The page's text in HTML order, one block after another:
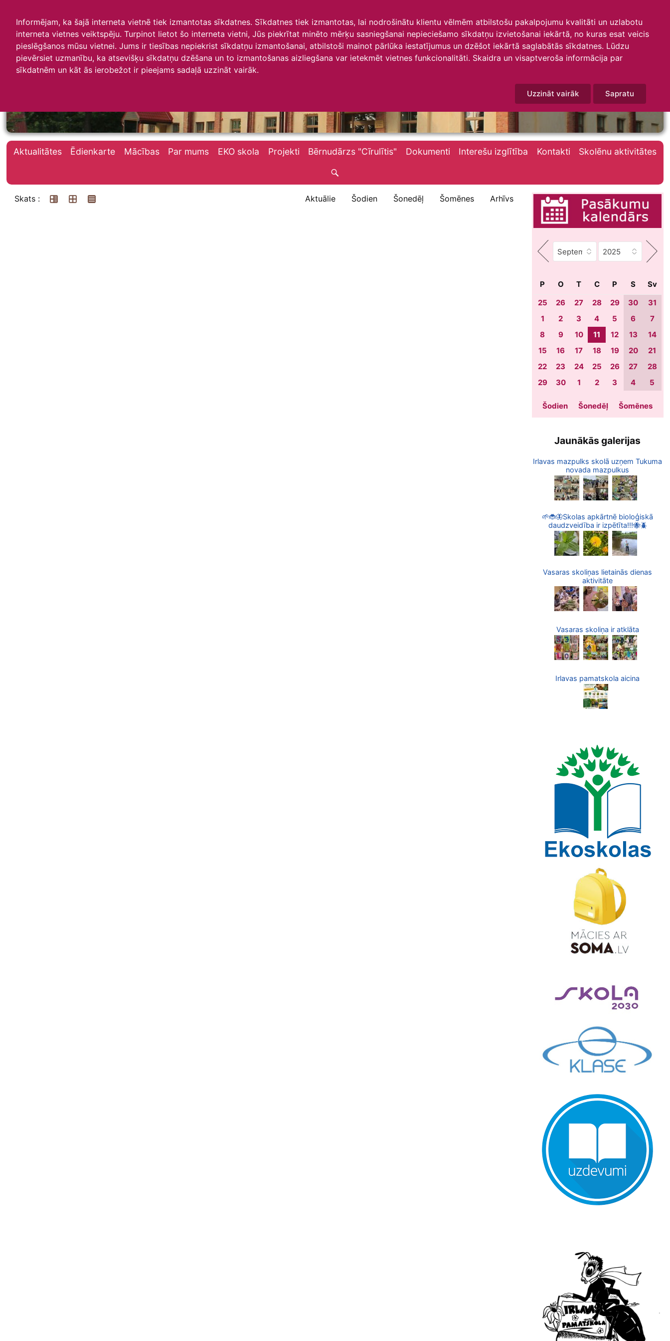
Informējam, ka šajā interneta vietnē tiek izmantotas sīkdatnes. Sīkdatnes tiek izmantotas, lai nodrošinātu klientu vēlmēm atbilstošu pakalpojumu kvalitāti un uzlabotu
interneta vietnes veiktspēju. Turpinot lietot šo interneta vietni, Jūs piekrītat minēto mērķu sasniegšanai nepieciešamo sīkdatņu izvietošanai iekārtā, no kuras esat veicis
pieslēgšanos mūsu vietnei. Jums ir tiesības nepiekrist sīkdatņu izmantošanai, atbilstoši mainot pārlūka iestatījumus un dzēšot iekārtā saglabātās sīkdatnes. Lūdzu
pievērsiet uzmanību, ka atsevišķu sīkdatņu dzēšana un to izmantošanas aizliegšana var ietekmēt vietnes funkcionalitāti. Skaidra un visaptveroša informācija par
sīkdatnēm un kāt ās ierobežot ir pieejams sadaļā uzzināt vairāk.
Uzzināt vairāk Sapratu
Irlavas skola
Aktualitātes Ēdienkarte Mācības Par mums EKO skola Projekti Bērnudārzs "Cīrulītis" Dokumenti Interešu izglītība Kontakti Skolēnu aktivitātes
Skats : Aktuālie Šodien Šonedēļ Šomēnes Arhīvs
P O T C P S
Sv
25
26 27 28 29 30
31
1
2 3 4 5 6
7
8
9 10 11 12 13
14
15
16 17 18 19 20
21
22
23 24 25 26 27
28
29
30 1 2 3 4 5
Šodien Šonedēļ Šomēnes
Jaunākās galerijas
Irlavas mazpulks skolā uzņem Tukuma
novada mazpulkus
🌱🐞🦋Skolas apkārtnē bioloģiskā
daudzveidība ir izpētīta!!!🐝🪲
Vasaras skoliņas lietainās dienas
aktivitāte
Vasaras skoliņa ir atklāta
Irlavas pamatskola aicina